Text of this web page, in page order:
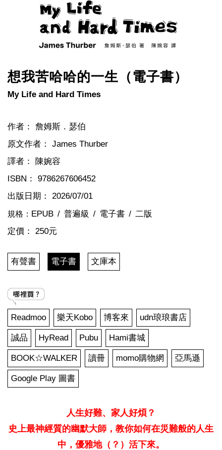
想我苦哈哈的一生（電子書）
My Life and Hard Times
作者： 詹姆斯．瑟伯
原文作者： James Thurber
譯者：
陳婉容
ISBN： 9786267606452
出版日期： 2026/07/01
規格： EPUB 普遍級 電子書
二版
定價： 250元
有聲書 電子書 文庫本
Readmoo 樂天Kobo 博客來 udn琅琅書店
誠品 HyRead Pubu Hami書城
BOOK☆WALKER 讀冊 momo購物網 亞馬遜
Google Play 圖書
人生好難、家人好煩？
史上最神經質的幽默大師，教你如何在災難般的人生
中，優雅地（？）活下來。